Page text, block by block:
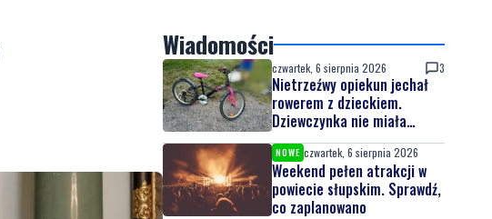
Wiadomości
czwartek, 6 sierpnia 2026 3
Nietrzeźwy opiekun jechał
rowerem z dzieckiem.
Dziewczynka nie miała
kasku
NOWE czwartek, 6 sierpnia 2026
Weekend pełen atrakcji w
powiecie słupskim. Sprawdź,
co zaplanowano